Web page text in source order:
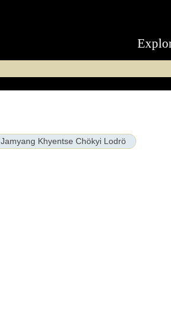
Jamyang Khyentse Chökyi Lodrö